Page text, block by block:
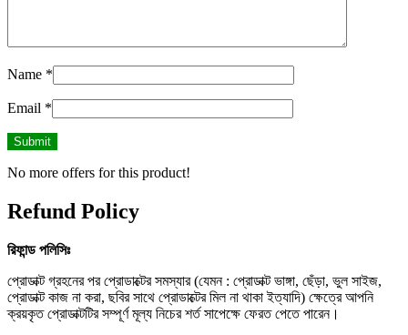
Name *
Email *
No more offers for this product!
Refund Policy
রিফান্ড পলিসিঃ
প্রোডাক্ট গ্রহনের পর প্রোডাক্টের সমস্যার (যেমন : প্রোডাক্ট ভাঙ্গা, ছেঁড়া, ভুল সাইজ,
প্রোডাক্ট কাজ না করা, ছবির সাথে প্রোডাক্টের মিল না থাকা ইত্যাদি) ক্ষেত্রে আপনি
ক্রয়কৃত প্রোডাক্টটির সম্পূর্ণ মূল্য নিচের শর্ত সাপেক্ষে ফেরত পেতে পারেন।